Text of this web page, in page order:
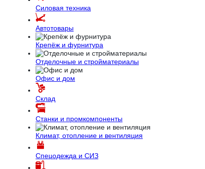
Силовая техника
Автотовары
Крепёж и фурнитура
Отделочные и стройматериалы
Офис и дом
Склад
Станки и промкомпоненты
Климат, отопление и вентиляция
Спецодежда и СИЗ